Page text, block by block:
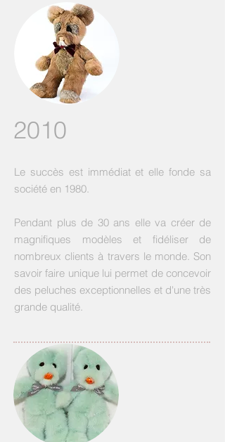
2010
Le succès est immédiat et elle fonde sa
société en 1980.
Pendant plus de 30 ans elle va créer de
magnifiques modèles et fidéliser de
nombreux clients à travers le monde. Son
savoir faire unique lui permet de concevoir
des peluches exceptionnelles et d'une très
grande qualité.